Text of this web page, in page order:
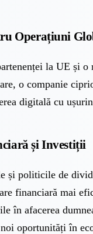
Operațiuni
la UE și o
o companie
digitală cu
și Investiții
și politicile de
financiară mai
în afacerea
oportunități în